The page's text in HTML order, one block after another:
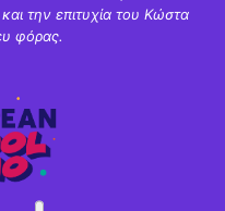
την επιτυχία του Κώστα
φόρας.